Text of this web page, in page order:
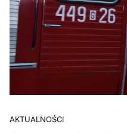
AKTUALNOŚCI